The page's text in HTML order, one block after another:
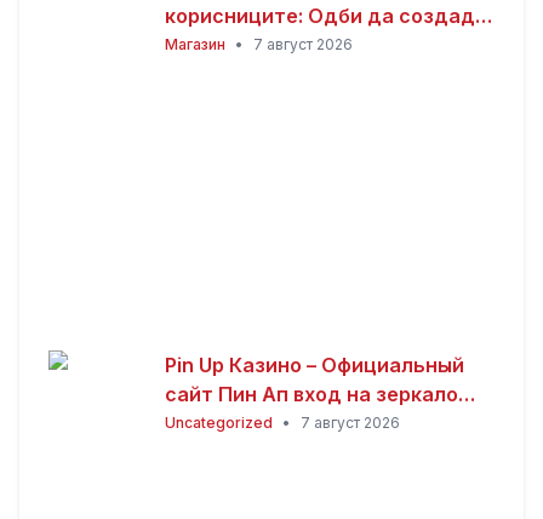
корисниците: Одби да создаде
пристап за полицијата до iCloud
Магазин • 7 август 2026
Pin Up Казино – Официальный
сайт Пин Ап вход на зеркало
(2026)
Uncategorized • 7 август 2026